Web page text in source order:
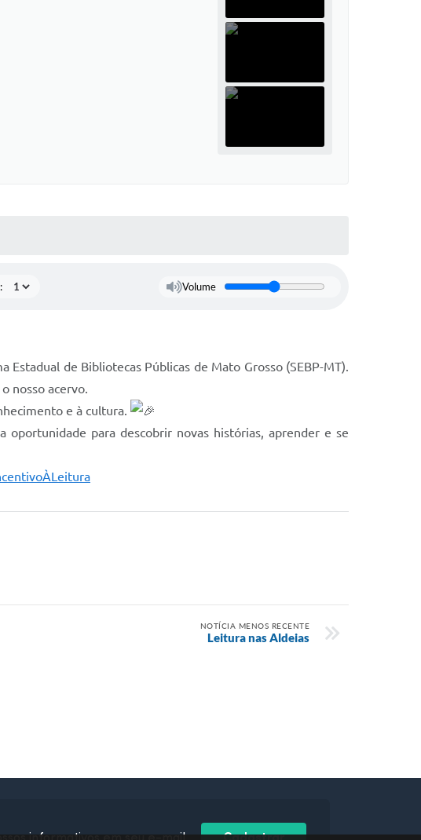
Volume
de Bibliotecas Públicas de Mato Grosso (SEBP-MT).
nosso acervo.
e à cultura.
oportunidade para descobrir novas histórias, aprender e se
NOTÍCIA MENOS RECENTE
Leitura nas Aldeias